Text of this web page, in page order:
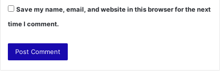
Save my name, email, and website in this browser for the next
time I comment.